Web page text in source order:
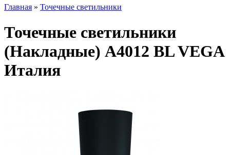
Главная » Точечные светильники
Точечные светильники
(Накладные) A4012 BL VEGA
Италия